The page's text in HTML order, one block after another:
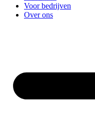
Voor bedrijven
Over ons